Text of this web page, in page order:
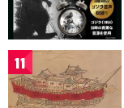
11